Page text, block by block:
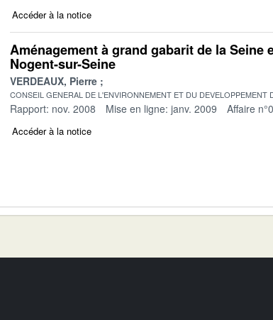
Accéder à la notice
Aménagement à grand gabarit de la Seine
Nogent-sur-Seine
VERDEAUX, Pierre
CONSEIL GENERAL DE L'ENVIRONNEMENT ET DU DEVELOPPEMENT
Rapport: nov. 2008 Mise en ligne: janv. 2009 Affaire
Accéder à la notice